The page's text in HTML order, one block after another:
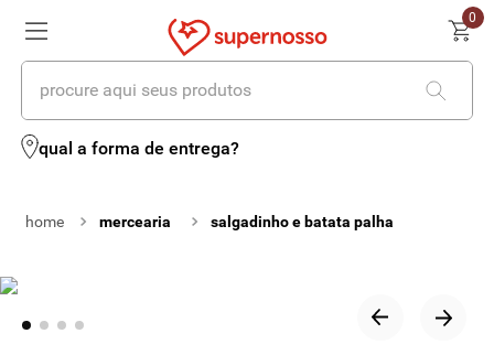
0
procure aqui seus produtos
qual a forma de entrega?
mercearia salgadinho e batata palha
termos mais buscados
2º leite
º iogurte